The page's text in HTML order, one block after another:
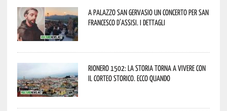
A Palazzo San Gervasio un concerto per San
Francesco d’Assisi. I dettagli
Rionero 1502: la storia torna a vivere con
il Corteo Storico. Ecco quando